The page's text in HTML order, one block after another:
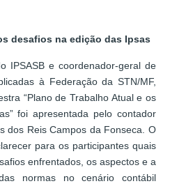
desafios na edição das Ipsas
IPSASB e coordenador-geral de
à Federação da STN/MF,
“Plano de Trabalho Atual e os
foi apresentada pelo contador
dos Reis Campos da Fonseca. O
para os participantes quais
enfrentados, os aspectos e a
normas no cenário contábil